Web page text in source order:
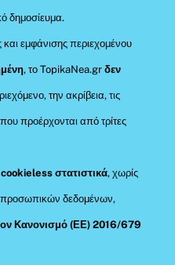
δημοσίευμα.
εμφάνισης περιεχομένου
, το TopikaNea.grδεν
την ακρίβεια, τις
προέρχονται από τρίτες
cookieless στατιστικά, χωρίς
δεδομένων,
Κανονισμό (ΕΕ) 2016/679